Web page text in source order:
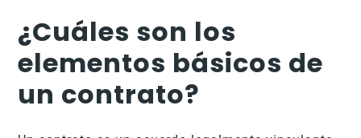
¿Cuáles son los
elementos básicos de
un contrato?